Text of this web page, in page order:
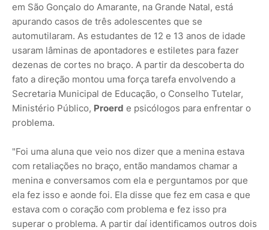
em São Gonçalo do Amarante, na Grande Natal, está
apurando casos de três adolescentes que se
automutilaram. As estudantes de 12 e 13 anos de idade
usaram lâminas de apontadores e estiletes para fazer
dezenas de cortes no braço. A partir da descoberta do
fato a direção montou uma força tarefa envolvendo a
Secretaria Municipal de Educação, o Conselho Tutelar,
Ministério Público, Proerd e psicólogos para enfrentar o
problema.
"Foi uma aluna que veio nos dizer que a menina estava
com retaliações no braço, então mandamos chamar a
menina e conversamos com ela e perguntamos por que
ela fez isso e aonde foi. Ela disse que fez em casa e que
estava com o coração com problema e fez isso pra
superar o problema. A partir daí identificamos outros dois